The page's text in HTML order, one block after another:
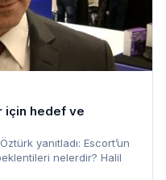
için hedef ve
yanıtladı: Escort’un
nelerdir? Halil